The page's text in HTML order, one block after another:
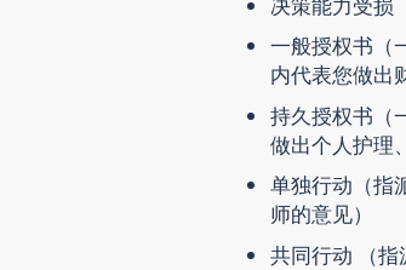
一般授权书
内代表您做出
持久授权书
做出个人护理
单独行动 （
师的意见）
共同行动
（